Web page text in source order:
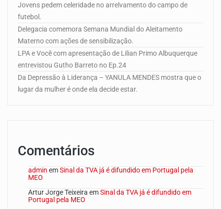
Jovens pedem celeridade no arrelvamento do campo de
futebol.
Delegacia comemora Semana Mundial do Aleitamento
Materno com ações de sensibilização.
LPA e Você com apresentação de Lilian Primo Albuquerque
entrevistou Gutho Barreto no Ep.24
Da Depressão à Liderança – YANULA MENDES mostra que o
lugar da mulher é onde ela decide estar.
Comentários
admin emSinal da TVA já é difundido em Portugal pela
MEO
Artur Jorge Teixeira emSinal da TVA já é difundido em
Portugal pela MEO